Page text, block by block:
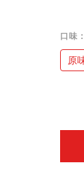
口味
原